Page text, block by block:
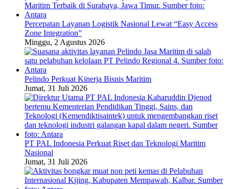
Percepatan Layanan Logistik Nasional Lewat “Easy Access
Zone Integration”
Minggu, 2 Agustus 2026
Pelindo Perkuat Kinerja Bisnis Maritim
Jumat, 31 Juli 2026
PT PAL Indonesia Perkuat Riset dan Teknologi Maritim
Nasional
Jumat, 31 Juli 2026